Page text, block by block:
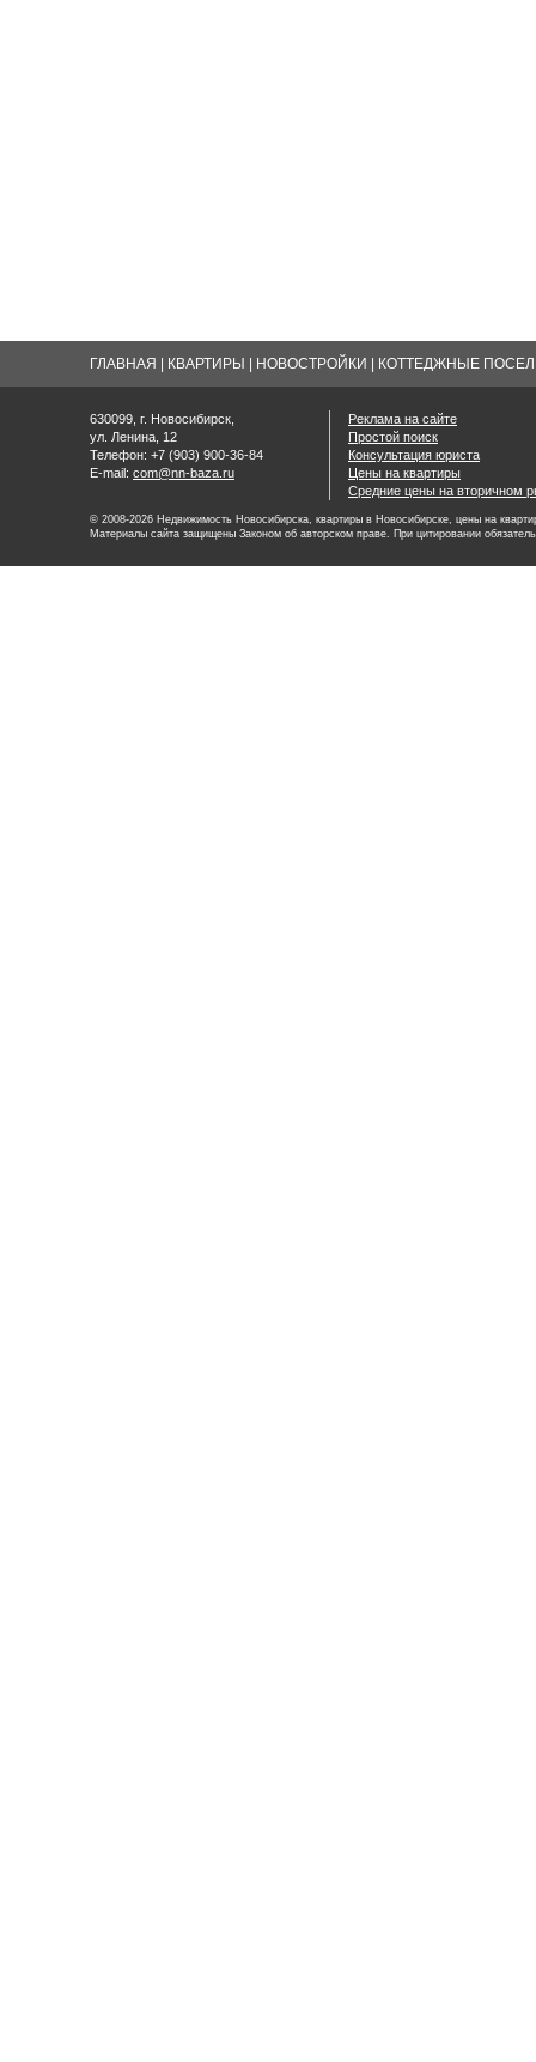
ГЛАВНАЯ КВАРТИРЫ НОВОСТРОЙКИ КОТТЕДЖНЫЕ
630099, г. Новосибирск,
ул. Ленина, 12
Телефон: +7 (903) 900-36-84
E-mail: com@nn-baza.ru
Реклама на сайте
Простой поиск
Консультация юриста
Цены на квартиры
Средние цены на вторичном
© 2008-2026 Недвижимость Новосибирска, квартиры в Новосибирске, цены на
Материалы сайта защищены Законом об авторском праве. При цитировании